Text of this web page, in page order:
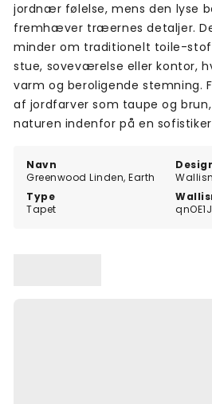
Navn
Greenwood Linden, Earth
Type
Tapet
jordnær følelse, mens den lyse
fremhæver træernes detaljer.
minder om traditionelt toile-
stue, soveværelse eller kontor,
varm og beroligende stemning.
af jordfarver som taupe og
naturen indenfor på en